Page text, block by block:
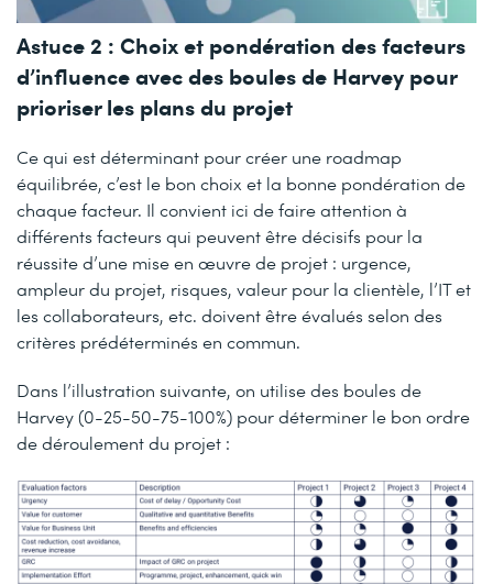
Astuce 2 : Choix et pondération des facteurs
d’influence avec des boules de Harvey pour
prioriser les plans du projet
Ce qui est déterminant pour créer une roadmap
équilibrée, c’est le bon choix et la bonne pondération de
chaque facteur. Il convient ici de faire attention à
différents facteurs qui peuvent être décisifs pour la
réussite d’une mise en œuvre de projet : urgence,
ampleur du projet, risques, valeur pour la clientèle, l’IT et
les collaborateurs, etc. doivent être évalués selon des
critères prédéterminés en commun.
Dans l’illustration suivante, on utilise des boules de
Harvey (0-25-50-75-100%) pour déterminer le bon ordre
de déroulement du projet :